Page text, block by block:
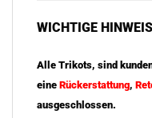
WICHTIGE
Alle Trikots, sind
eine Rückerstattung,
ausgeschlossen.